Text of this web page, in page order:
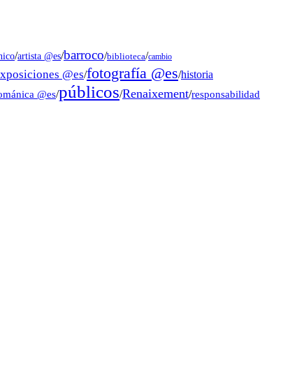
/artista @es/barroco/biblioteca/cambio
@es/fotografía @es/historia
@es/públicos/Renaixement/responsabilidad